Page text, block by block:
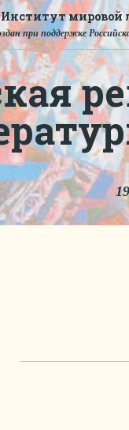
Институт мировой
при поддержке